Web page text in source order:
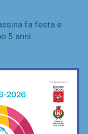
fa festa e
5 anni
Nocentini in più…
acquisto
Fusci